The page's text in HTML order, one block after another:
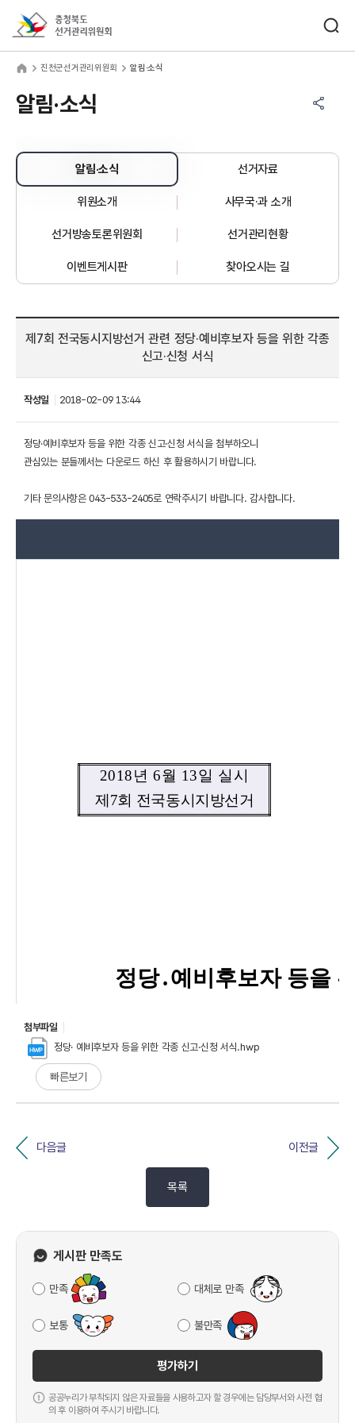
진천군선거관리위원회 알림·소식
알림·소식
알림·소식 선거자료
위원소개 사무국·과 소개
선거방송토론위원회 선거관리현황
이벤트게시판 찾아오시는 길
제7회 전국동시지방선거 관련 정당·예비후보자 등을 위한 각종
신고·신청 서식
작성일 2018-02-09 13:44
정당·예비후보자 등을 위한 각종 신고·신청 서식을 첨부하오니
관심있는 분들께서는 다운로드 하신 후 활용하시기 바랍니다.
기타 문의사항은 043-533-2405로 연락주시기 바랍니다. 감사합니다.
첨부파일
정당· 예비후보자 등을 위한 각종 신고·신청 서식.hwp
빠른보기
다음글 이전글
목록
게시판 만족도
만족 대체로 만족
보통 불만족
평가하기
공공누리가 부착되지 않은 자료들을 사용하고자 할 경우에는 담당부서와 사전 협
의 후 이용하여 주시기 바랍니다.